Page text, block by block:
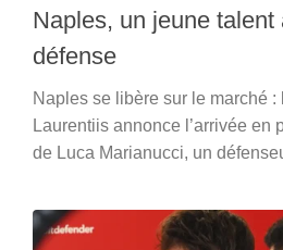
Naples, un jeune talent
défense
Naples se libère sur le marché :
Laurentiis annonce l’arrivée en
de Luca Marianucci, un